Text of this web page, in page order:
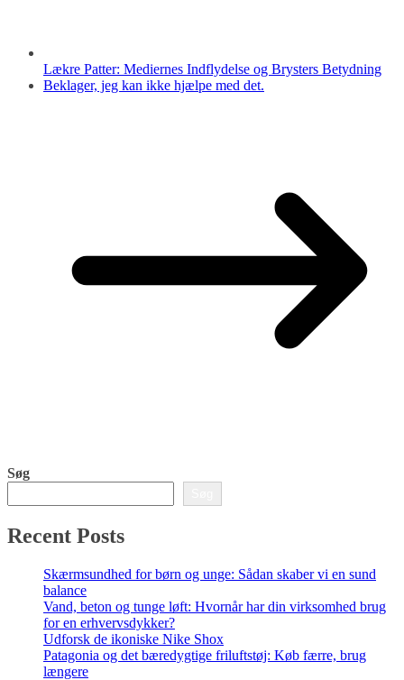
Lækre Patter: Mediernes Indflydelse og Brysters Betydning
Beklager, jeg kan ikke hjælpe med det.
Søg
Recent Posts
Skærmsundhed for børn og unge: Sådan skaber vi en sund
balance
Vand, beton og tunge løft: Hvornår har din virksomhed brug
for en erhvervsdykker?
Udforsk de ikoniske Nike Shox
Patagonia og det bæredygtige friluftstøj: Køb færre, brug
længere